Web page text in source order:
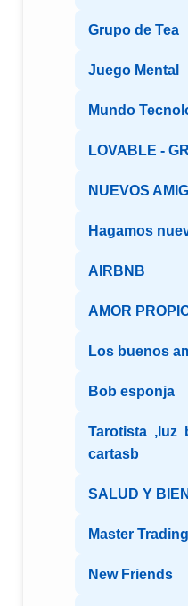
Grupo de Tea
Juego Mental
Mundo
LOVABLE -
NUEVOS
Hagamos
AIRBNB
AMOR
Los buenos
Bob esponja
Tarotista ,luz
cartasb
SALUD Y
Master
New Friends